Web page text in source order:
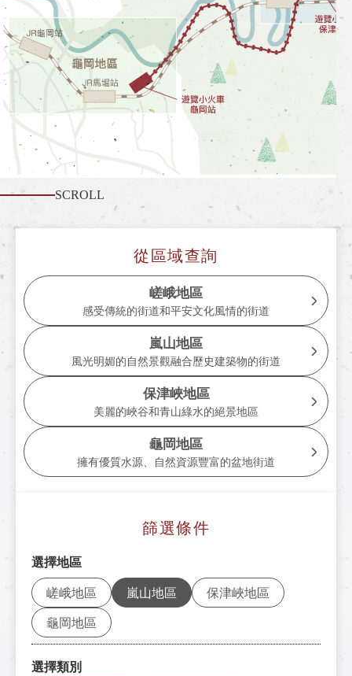
關於嵯峨野遊覽小火車
什麼是嵯峨野遊覽小火車
各季節的享受方式
旅遊介紹
常見問題
各車站資訊
各車站訊息專區
遊覽小火車嵯峨站
遊覽小火車保津峽站
遊覽小火車龜岡站
tourist attractions
周邊觀光景點
嵐山地區
保津峽地區
龜岡地區
SCROLL
從區域查詢
嵯峨地區
感受傳統的街道和平安文化風情的街道
嵐山地區
風光明媚的自然景觀融合歷史建築物的街道
保津峽地區
美麗的峽谷和青山綠水的絕景地區
龜岡地區
擁有優質水源、自然資源豐富的盆地街道
篩選條件
選擇地區
嵯峨地區
嵐山地區
保津峽地區
龜岡地區
選擇類別